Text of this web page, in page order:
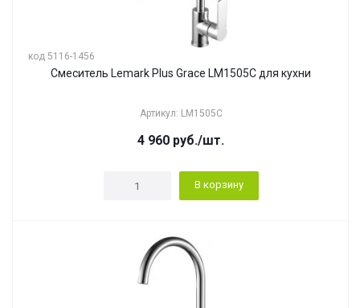
код 5116-1456
Смеситель Lemark Plus Grace LM1505C для кухни
Артикул: LM1505C
4 960 руб./шт.
В корзину